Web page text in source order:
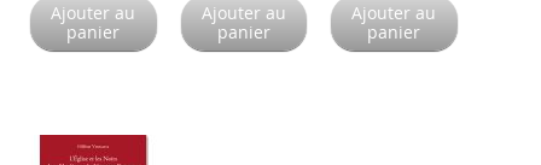
Ajouter au
panier
Ajouter au
panier
Ajouter au
panier